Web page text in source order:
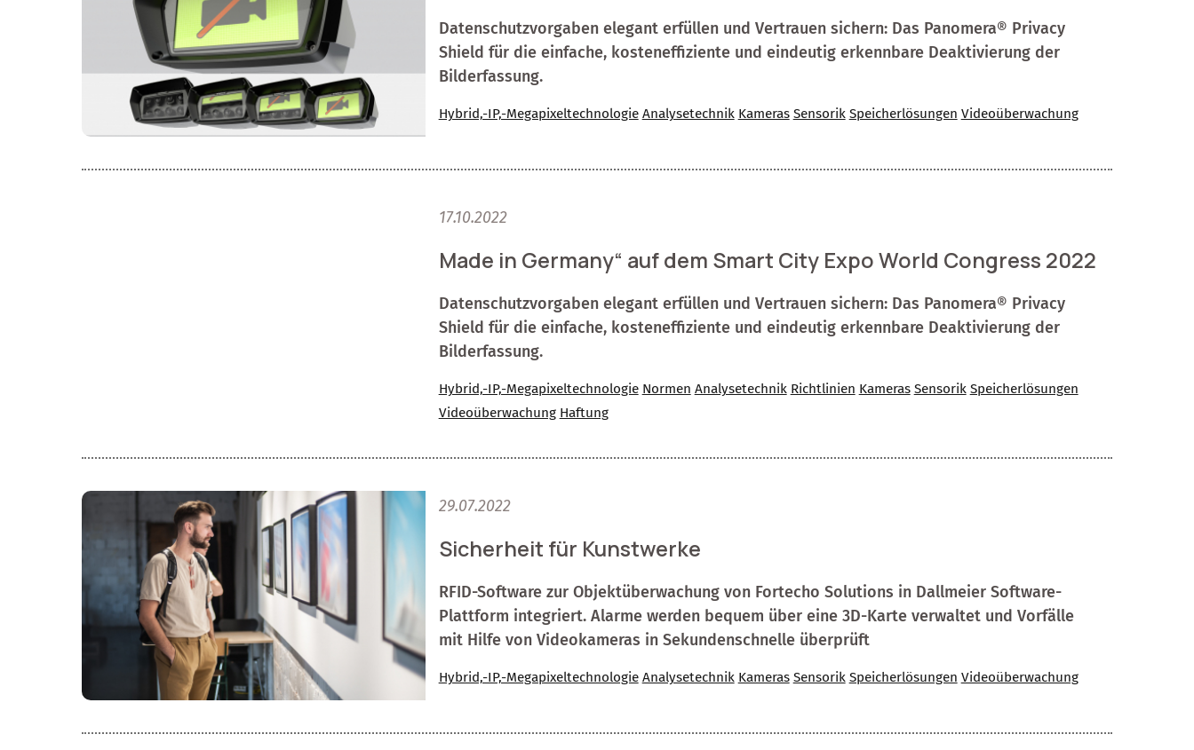
Datenschutzvorgaben elegant erfüllen und Vertrauen sichern: Das Panomera® Privacy
Shield für die einfache, kosteneffiziente und eindeutig erkennbare Deaktivierung der
Bilderfassung.
Hybrid,-IP,-Megapixeltechnologie Analysetechnik Kameras Sensorik Speicherlösungen Videoüberwachung
17.10.2022
Made in Germany“ auf dem Smart City Expo World Congress 2022
Datenschutzvorgaben elegant erfüllen und Vertrauen sichern: Das Panomera® Privacy
Shield für die einfache, kosteneffiziente und eindeutig erkennbare Deaktivierung der
Bilderfassung.
Hybrid,-IP,-Megapixeltechnologie Normen Analysetechnik Richtlinien Kameras Sensorik Speicherlösungen
Videoüberwachung Haftung
29.07.2022
Sicherheit für Kunstwerke
RFID-Software zur Objektüberwachung von Fortecho Solutions in Dallmeier Software-
Plattform integriert. Alarme werden bequem über eine 3D-Karte verwaltet und Vorfälle
mit Hilfe von Videokameras in Sekundenschnelle überprüft
Hybrid,-IP,-Megapixeltechnologie Analysetechnik Kameras Sensorik Speicherlösungen Videoüberwachung